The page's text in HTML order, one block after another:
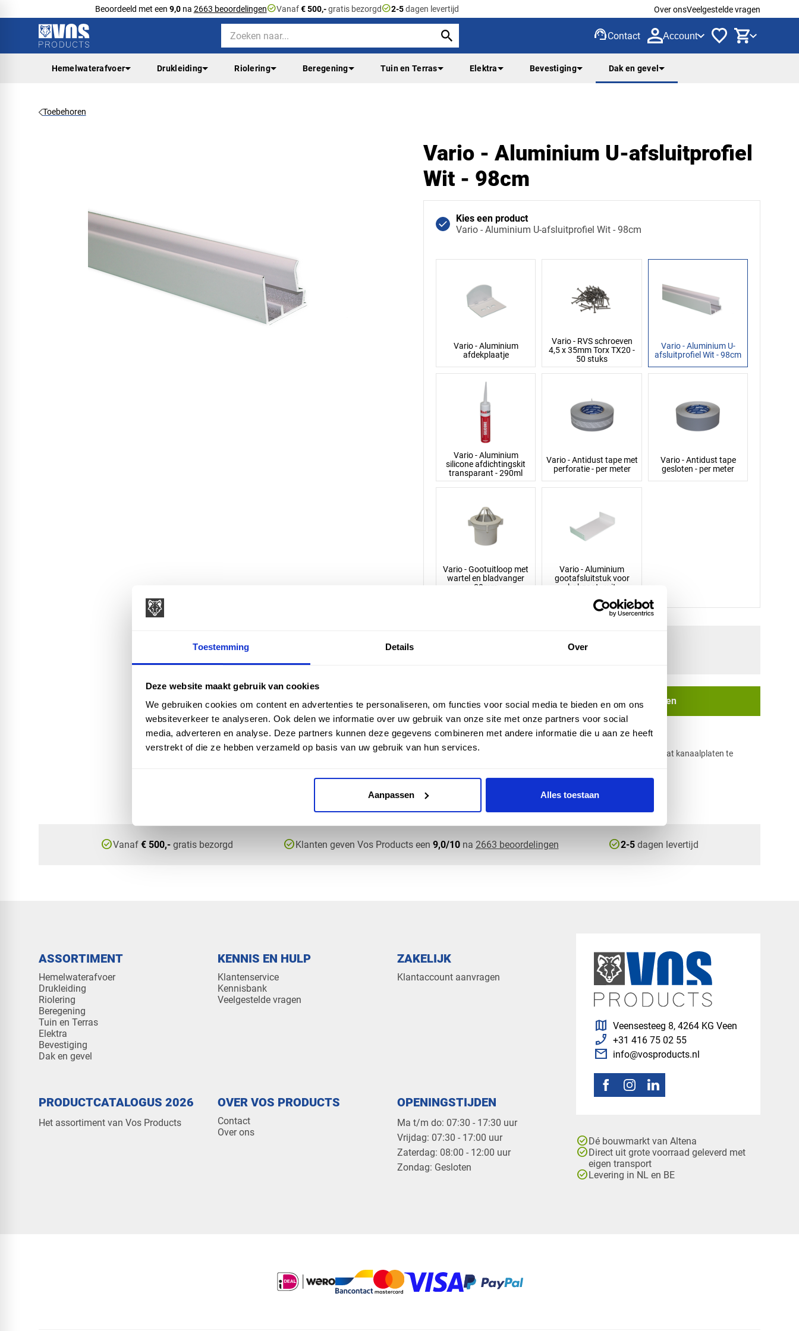
Toestemming Details Over
Deze website maakt gebruik van cookies
We gebruiken cookies om content en advertenties te personaliseren, om functies voor social media te bieden en om ons
websiteverkeer te analyseren. Ook delen we informatie over uw gebruik van onze site met onze partners voor social
media, adverteren en analyse. Deze partners kunnen deze gegevens combineren met andere informatie die u aan ze heeft
verstrekt of die ze hebben verzameld op basis van uw gebruik van hun services.
Aanpassen Alles toestaan
Beoordeeld met een 9,0na 2663 beoordelingencheck_circleVanaf€ 500,-gratis bezorgdcheck_circle2-5dagen levertijd Over onsVeelgestelde vragen
support_agentContact Account
Hemelwaterafvoer Drukleiding Riolering Beregening Tuin en Terras Elektra Bevestiging Dak en gevel
Toebehoren
Vario - Aluminium U-afsluitprofiel
Wit - 98cm
Kies een product
Vario - Aluminium U-afsluitprofiel Wit - 98cm
Vario - Aluminium
afdekplaatje
Vario - RVS schroeven
4,5 x 35mm Torx TX20 -
50 stuks
Vario - Aluminium U-
afsluitprofiel Wit - 98cm
Vario - Aluminium
silicone afdichtingskit
transparant - 290ml
Vario - Antidust tape met
perforatie - per meter
Vario - Antidust tape
gesloten - per meter
Vario - Gootuitloop met
wartel en bladvanger
80mm
Vario - Aluminium
gootafsluitstuk voor
bakgoot - wit
In winkelwagen
Een U-afsluitprofiel van aluminium wordt gebruikt om polycarbonaat kanaalplaten te
check_circleVanaf € 500,-gratis bezorgd check_circleKlanten geven Vos Products een 9,0/10na 2663 beoordelingen check_circle2-5 dagen levertijd
ASSORTIMENT
Hemelwaterafvoer
Drukleiding
Riolering
Beregening
Tuin en Terras
Elektra
Bevestiging
Dak en gevel
KENNIS EN HULP
Klantenservice
Kennisbank
Veelgestelde vragen
ZAKELIJK
Klantaccount aanvragen
PRODUCTCATALOGUS 2026
Het assortiment van Vos Products
OVER VOS PRODUCTS
Contact
Over ons
OPENINGSTIJDEN
Ma t/m do: 07:30 - 17:30 uur
​Vrijdag: 07:30 - 17:00 uur
​Zaterdag: 08:00 - 12:00 uur
​Zondag: Gesloten
map Veensesteeg 8, 4264 KG Veen
phone_enabled +31 416 75 02 55
mail info@vosproducts.nl
check_circleDé bouwmarkt van Altena
check_circleDirect uit grote voorraad geleverd met
eigen transport
check_circleLevering in NL en BE